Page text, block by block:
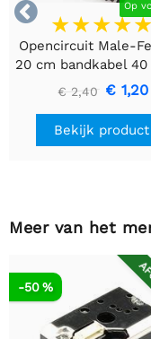
 Op
Opencircuit Male-
20 cm bandkabel
€ 2,40 € 1,20
Bekijk product
Meer van het
-50 %